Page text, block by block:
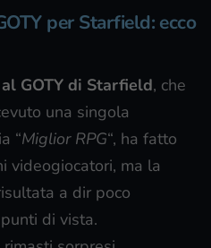
per Starfield: ecco
GOTY di Starfield, che
una singola
“Miglior RPG“, ha fatto
videogiocatori, ma la
a dir poco
di vista.